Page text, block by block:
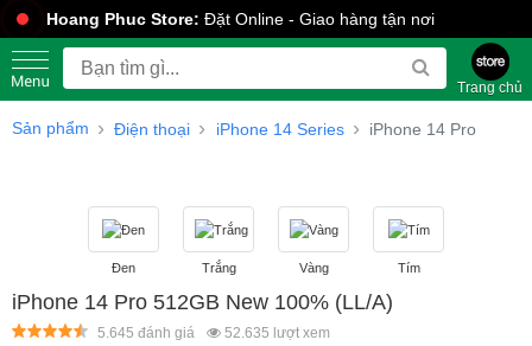
Hoang Phuc Store: Đặt Online - Giao hàng tận nơi
Trang chủ
Sản phẩm Điện thoại iPhone 14 Series iPhone 14 Pro
Đen Trắng Vàng Tím
iPhone 14 Pro 512GB New 100% (LL/A)
5.645 đánh giá 52.635 lượt xem